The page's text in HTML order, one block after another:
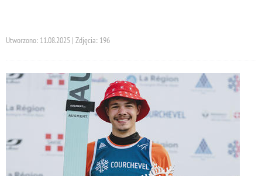
Utworzono: 11.08.2025 | Zdjęcia: 196